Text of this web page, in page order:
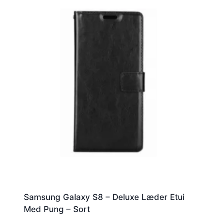
Samsung Galaxy S8 – Deluxe Læder Etui
Med Pung – Sort